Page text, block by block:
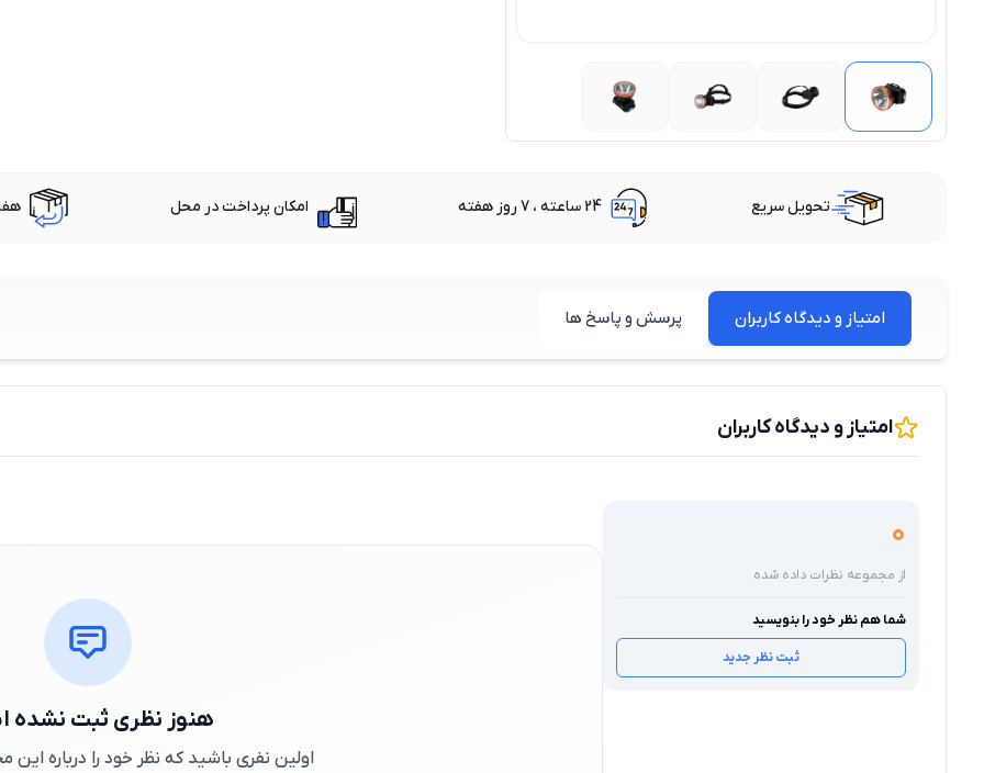
تحویل سریع 24 ساعته ، 7 روز هفته امکان پرداخت در محل
امتیاز و دیدگاه کاربران پرسش و پاسخ ها
امتیاز و دیدگاه کاربران
0
از مجموعه نظرات داده شده
شما هم نظر خود را بنویسید
ثبت نظر جدید
هنوز نظری ثبت نشده
اولین نفری باشید که نظر خود را درباره